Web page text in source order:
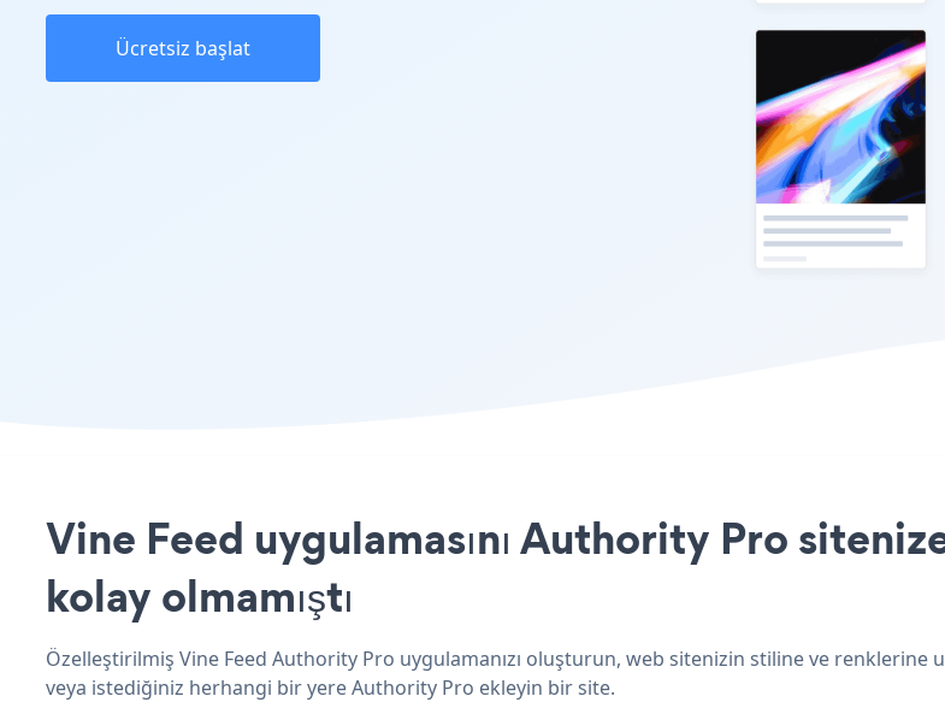
Ücretsiz başlat
Vine Feed uygulamasını Authority Pro
kolay olmamıştı
Özelleştirilmiş Vine Feed Authority Pro uygulamanızı oluşturun, web sitenizin stiline ve renklerine
veya istediğiniz herhangi bir yere Authority Pro ekleyin bir site.